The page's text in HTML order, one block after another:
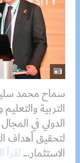
سماح محمد
التربية
الدولي في
لتحقيق أهداف
الاستثمار...اقرأ